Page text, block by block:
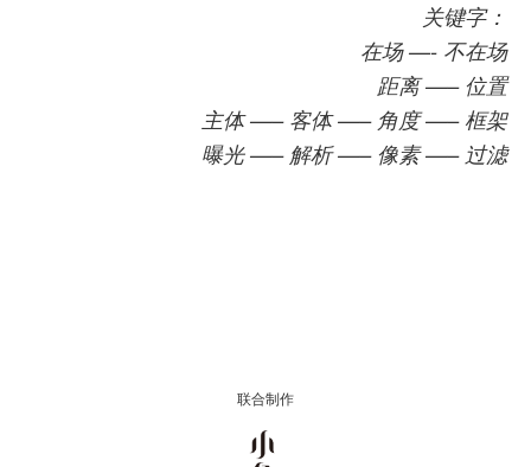
关键字：
在场 —- 不在场
距离 —– 位置
主体 —– 客体 —– 角度 —– 框架
曝光 —– 解析 —– 像素 —– 过滤
联合制作